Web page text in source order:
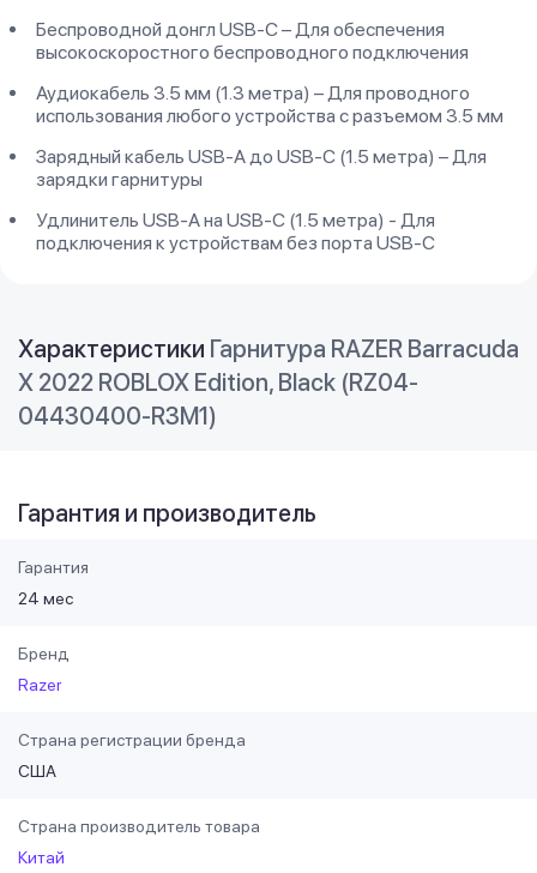
Беспроводной донгл USB-C – Для обеспечения
высокоскоростного беспроводного подключения
Аудиокабель 3.5 мм (1.3 метра) – Для проводного
использования любого устройства с разъемом 3.5 мм
Зарядный кабель USB-A до USB-C (1.5 метра) – Для
зарядки гарнитуры
Удлинитель USB-A на USB-C (1.5 метра) - Для
подключения к устройствам без порта USB-C
Характеристики Гарнитура RAZER Barracuda
X 2022 ROBLOX Edition, Black (RZ04-
04430400-R3M1)
Гарантия и производитель
Гарантия
24 мес
Бренд
Razer
Страна регистрации бренда
США
Страна производитель товара
Китай